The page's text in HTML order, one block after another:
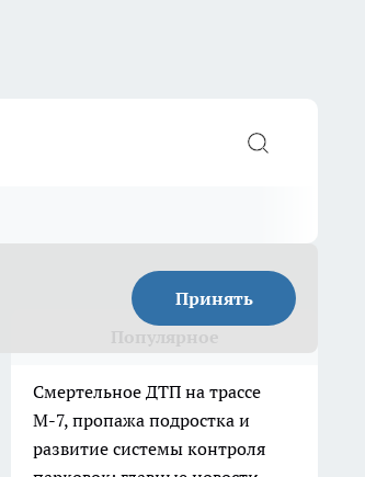
Принять
Смертельное ДТП на трассе
М-7, пропажа подростка и
развитие системы контроля